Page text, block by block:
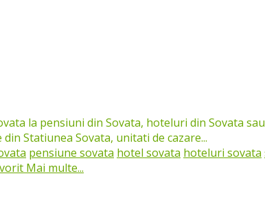
la pensiuni din Sovata, hoteluri din Sovata
Statiunea Sovata, unitati de cazare...
pensiune sovata hotel sovata hoteluri sovata
Mai multe...